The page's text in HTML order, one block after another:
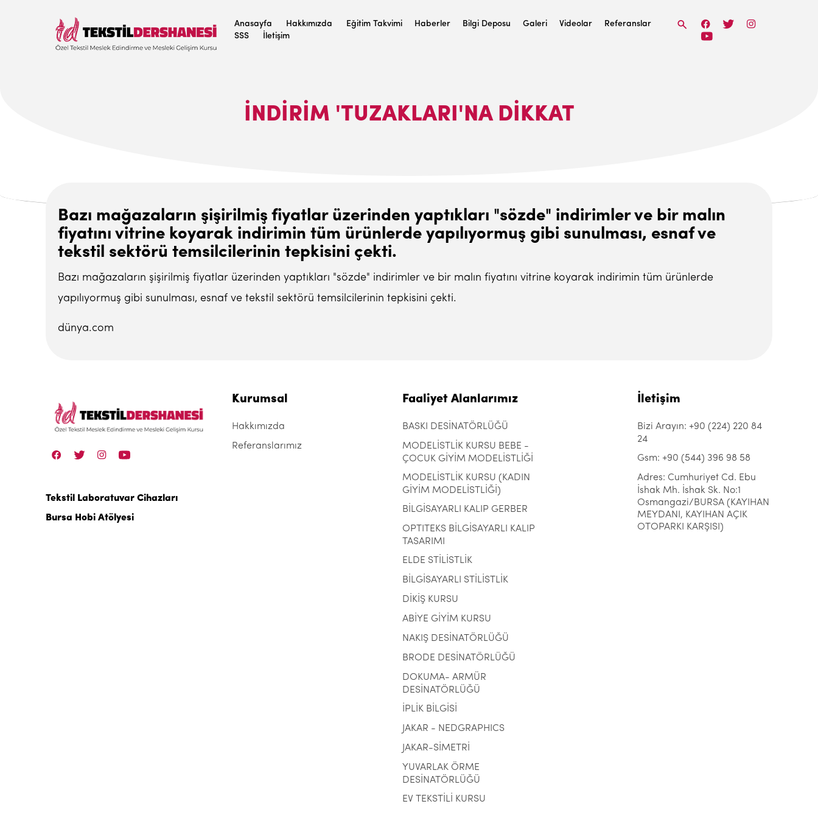
Anasayfa Hakkımızda Eğitim Takvimi Haberler Bilgi Deposu Galeri Videolar
Referanslar
SSS
İletişim
İNDIRIM 'TUZAKLARI'NA DIKKAT
Bazı mağazaların şişirilmiş fiyatlar üzerinden yaptıkları "sözde" indirimler ve bir malın
fiyatını vitrine koyarak indirimin tüm ürünlerde yapılıyormuş gibi sunulması, esnaf ve
tekstil sektörü temsilcilerinin tepkisini çekti.
Bazı mağazaların şişirilmiş fiyatlar üzerinden yaptıkları "sözde" indirimler ve bir malın fiyatını vitrine koyarak indirimin tüm ürünlerde
yapılıyormuş gibi sunulması, esnaf ve tekstil sektörü temsilcilerinin tepkisini çekti.
dünya.com
Tekstil Laboratuvar Cihazları
Bursa Hobi Atölyesi
Kurumsal
Hakkımızda
Referanslarımız
Faaliyet Alanlarımız
BASKI DESİNATÖRLÜĞÜ
MODELİSTLİK KURSU BEBE -
ÇOCUK GİYİM MODELİSTLİĞİ
MODELİSTLİK KURSU (KADIN
GİYİM MODELİSTLİĞİ)
BİLGİSAYARLI KALIP GERBER
OPTITEKS BİLGİSAYARLI KALIP
TASARIMI
ELDE STİLİSTLİK
BİLGİSAYARLI STİLİSTLİK
DİKİŞ KURSU
ABİYE GİYİM KURSU
NAKIŞ DESİNATÖRLÜĞÜ
BRODE DESİNATÖRLÜĞÜ
DOKUMA- ARMÜR
DESİNATÖRLÜĞÜ
İPLİK BİLGİSİ
JAKAR - NEDGRAPHICS
JAKAR-SİMETRİ
YUVARLAK ÖRME
DESİNATÖRLÜĞÜ
EV TEKSTİLİ KURSU
İletişim
Bizi Arayın: +90 (224) 220 84
24
Gsm: +90 (544) 396 98 58
Adres: Cumhuriyet Cd. Ebu
İshak Mh. İshak Sk. No:1
Osmangazi/BURSA (KAYIHAN
MEYDANI, KAYIHAN AÇIK
OTOPARKI KARŞISI)